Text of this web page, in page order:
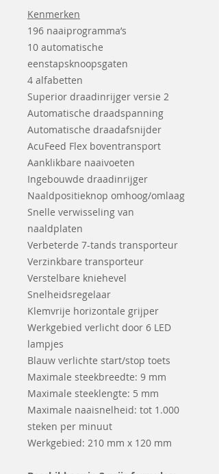
Kenmerken
196 naaiprogramma’s
10 automatische
eenstapsknoopsgaten
4 alfabetten
Superior draadinrijger versie 2
Automatische draadspanning
Automatische draadafsnijder
AcuFeed Flex boventransport
Aanklikbare naaivoeten
Ingebouwde draadinrijger
Naaldpositieknop omhoog/omlaag
Snelle verwisseling van
naaldplaten
Verbeterde 7-tands transporteur
Verzinkbare transporteur
Verstelbare kniehevel
Snelheidsregelaar
Klemvrije horizontale grijper
Werkgebied verlicht door 6 LED
lampjes
Blauw verlichte start/stop toets
Maximale steekbreedte: 9 mm
Maximale steeklengte: 5 mm
Maximale naaisnelheid: tot 1.000
steken per minuut
Werkgebied: 210 mm x 120 mm